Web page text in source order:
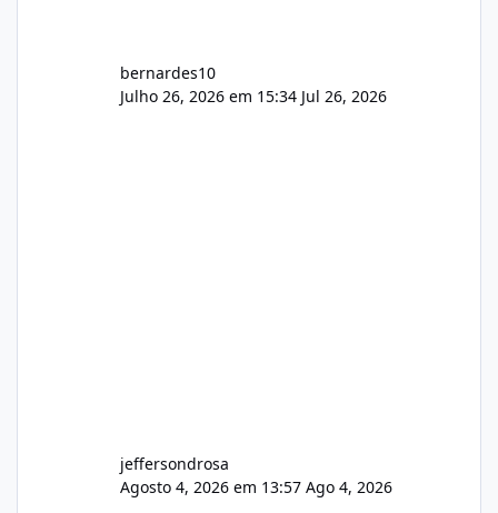
bernardes10
Julho 26, 2026 em 15:34 Jul 26, 2026
jeffersondrosa
Agosto 4, 2026 em 13:57 Ago 4, 2026